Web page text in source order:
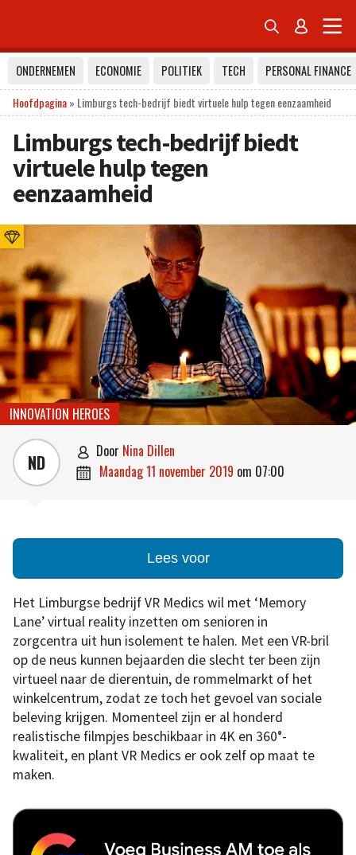
 
ONDERNEMEN ECONOMIE POLITIEK TECH
PERSONAL FINANCE
Hoofdpagina» Limburgs tech-bedrijf biedt virtuele hulp tegen eenzaamheid
Limburgs tech-bedrijf biedt
virtuele hulp tegen
eenzaamheid
INNOVATION HEROES
ND  door Nina Dillen
 maandag 11 november 2019 om 07:00
Lees voor
Het Limburgse bedrijf VR Medics wil met ‘Memory
Lane’ virtual reality inzetten om senioren in
zorgcentra uit hun isolement te halen. Met een VR-bril
op de neus kunnen bejaarden die slecht ter been zijn
virtueel naar de dierentuin, de rommelmarkt of het
winkelcentrum, zodat ze toch het gevoel van sociale
beleving krijgen. Momenteel zijn er al honderd
realistische filmpjes beschikbaar in 4K en 360°-
kwaliteit, en plant VR Medics er ook zelf op maat te
maken.